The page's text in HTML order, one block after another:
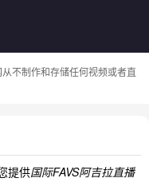
不制作和存储任何视频或者直
提供国际FAVS阿吉拉直播